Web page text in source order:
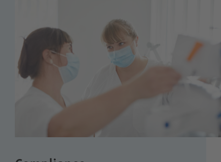
Fachbereiche
Leistungen
Über uns